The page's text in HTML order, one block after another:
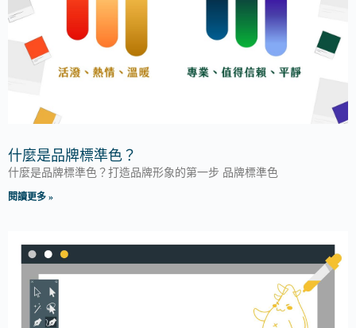
什麼是品牌標準色？
什麼是品牌標準色？打造品牌形象的第一步 品牌標準色
閱讀更多 »